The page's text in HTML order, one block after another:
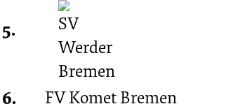
5.
6. FV Komet Bremen